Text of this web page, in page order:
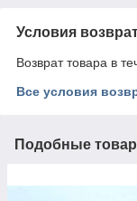
Условия
Возврат товара в
Все условия
Подобные